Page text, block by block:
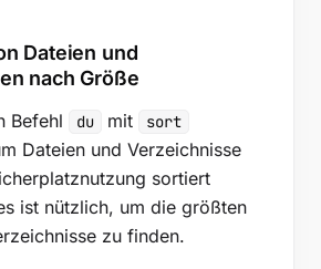
Dateien und
nach Größe
Befehl du mit sort
Dateien und Verzeichnisse
sortiert
ist nützlich, um die größten
zu finden.